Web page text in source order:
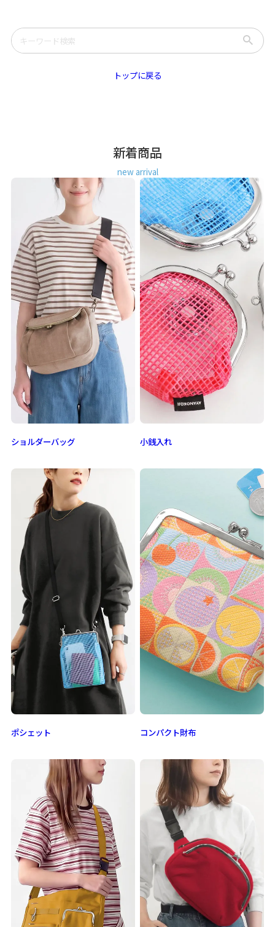
トップに戻る
新着商品
new arrival
ショルダーバッグ 小銭入れ
ポシェット コンパクト財布